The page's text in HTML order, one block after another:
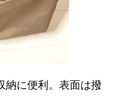
納に便利。表面は撥